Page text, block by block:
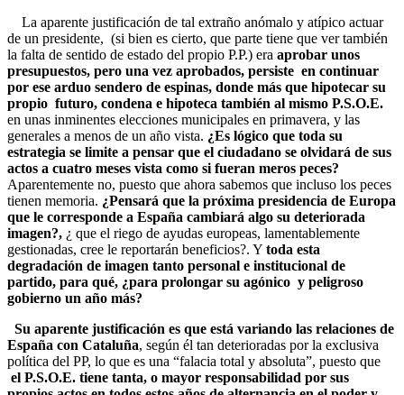
La aparente justificación de tal extraño anómalo y atípico actuar
de un presidente, (si bien es cierto, que parte tiene que ver también
la falta de sentido de estado del propio P.P.) era aprobar unos
presupuestos, pero una vez aprobados, persiste en continuar
por ese arduo sendero de espinas, donde más que hipotecar su
propio futuro, condena e hipoteca también al mismo P.S.O.E.
en unas inminentes elecciones municipales en primavera, y las
generales a menos de un año vista. ¿Es lógico que toda su
estrategia se limite a pensar que el ciudadano se olvidará de sus
actos a cuatro meses vista como si fueran meros peces?
Aparentemente no, puesto que ahora sabemos que incluso los peces
tienen memoria. ¿Pensará que la próxima presidencia de Europa
que le corresponde a España cambiará algo su deteriorada
imagen?, ¿ que el riego de ayudas europeas, lamentablemente
gestionadas, cree le reportarán beneficios?. Y toda esta
degradación de imagen tanto personal e institucional de
partido, para qué, ¿para prolongar su agónico y peligroso
gobierno un año más?
Su aparente justificación es que está variando las relaciones de
España con Cataluña, según él tan deterioradas por la exclusiva
política del PP, lo que es una “falacia total y absoluta”, puesto que
el P.S.O.E. tiene tanta, o mayor responsabilidad por sus